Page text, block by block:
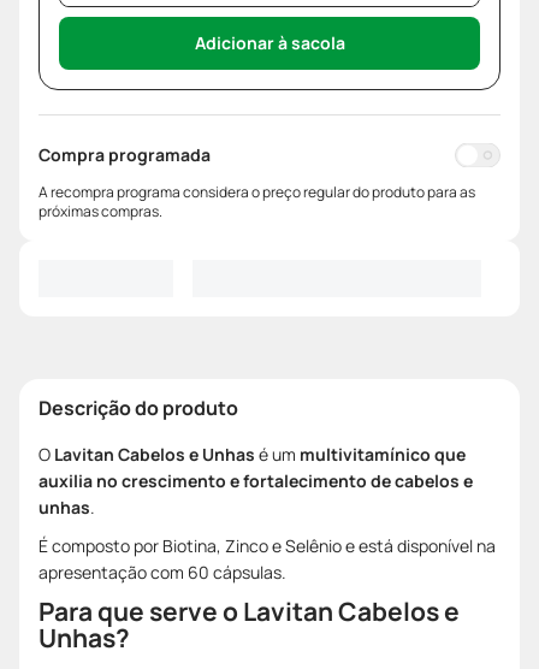
Adicionar à sacola
Compra programada
A recompra programa considera o preço regular do produto para as
próximas compras.
Descrição do produto
O Lavitan Cabelos e Unhas é um multivitamínico que
auxilia no crescimento e fortalecimento de cabelos e
unhas.
É composto por Biotina, Zinco e Selênio e está disponível na
apresentação com 60 cápsulas.
Para que serve o Lavitan Cabelos e
Unhas?